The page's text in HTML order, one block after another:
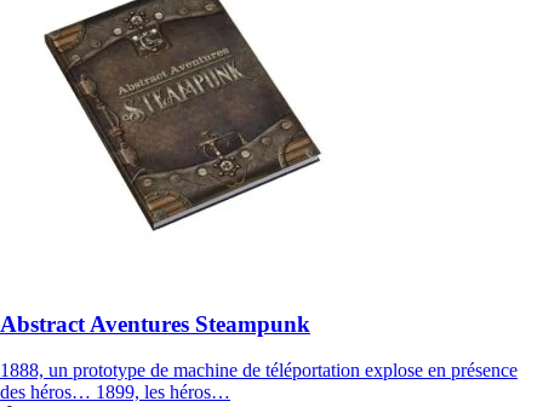
Abstract Aventures Steampunk
1888, un prototype de machine de téléportation explose en présence
des héros… 1899, les héros…